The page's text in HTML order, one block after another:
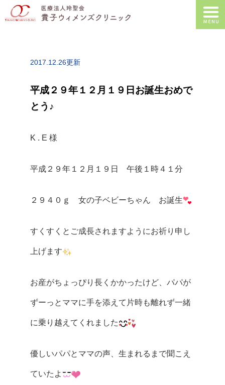
2017.12.26更新
平成２９年１２月１９日お誕生おめで
とう♪
K . E 様
平成２９年１２月１９日 午後１時４１分
２９４０ｇ 女の子ベビーちゃん お誕生
すくすくとご成長されますようにお祈り申し
上げます
お産がちょっぴり長くかかったけど、パパが
ずーっとママに手を添えて片時も離れず一緒
に乗り越えてくれました
優しいパパとママの声、生まれるまで聞こえ
ていたよ